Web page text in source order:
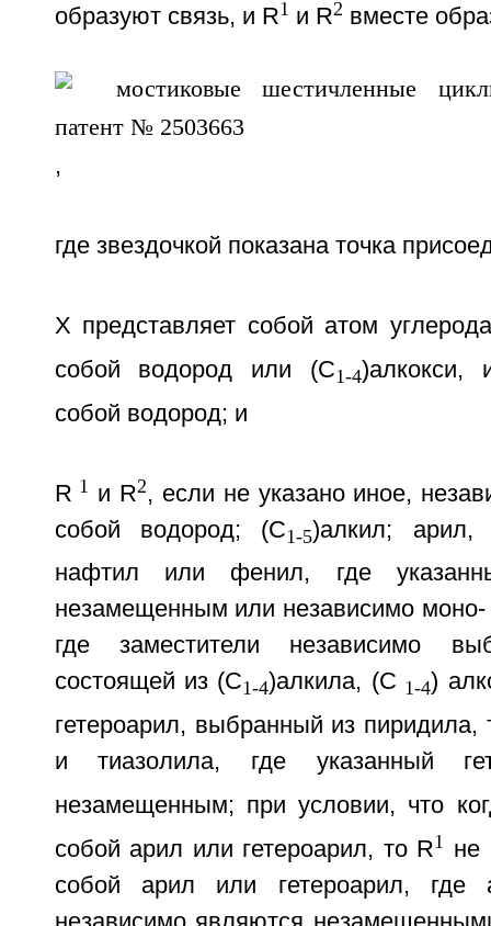
образуют связь, и R1 и R2 вместе
,
где звездочкой показана точка
X представляет собой атом
собой водород или (C1-4)алкокси,
собой водород; и
R 1 и R2, если не указано иное,
собой водород; (C1-5)алкил; арил,
нафтил или фенил, где
незамещенным или независимо
где заместители независимо
состоящей из (C1-4)алкила, (C 1-4)
гетероарил, выбранный из пиридила,
и тиазолила, где указанный
незамещенным; при условии, что
собой арил или гетероарил, то R1
не
собой арил или гетероарил, где